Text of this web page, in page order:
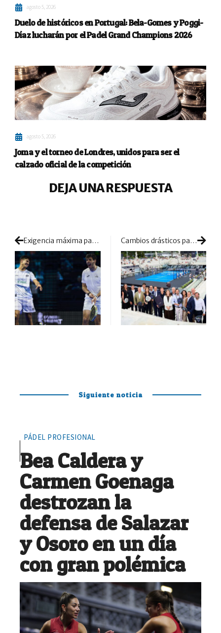
agosto 5, 2026
Duelo de históricos en Portugal: Bela-Gomes y Poggi-
Díaz lucharán por el Padel Grand Champions 2026
agosto 5, 2026
Joma y el torneo de Londres, unidos para ser el
calzado oficial de la competición
DEJA UNA RESPUESTA
Exigencia máxima para las parejas 1 y 2 y ‘sorpasso’ de Diestro y Piotto Cambios drásticos para la temporada 2027 de la mano de la FIP y Premier Padel
Siguiente noticia
PÁDEL PROFESIONAL
Bea Caldera y
Carmen Goenaga
destrozan la
defensa de Salazar
y Osoro en un día
con gran polémica